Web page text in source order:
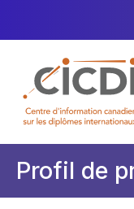
Profil de